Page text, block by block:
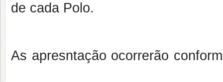
de cada Polo.
As apresntação ocorrerão